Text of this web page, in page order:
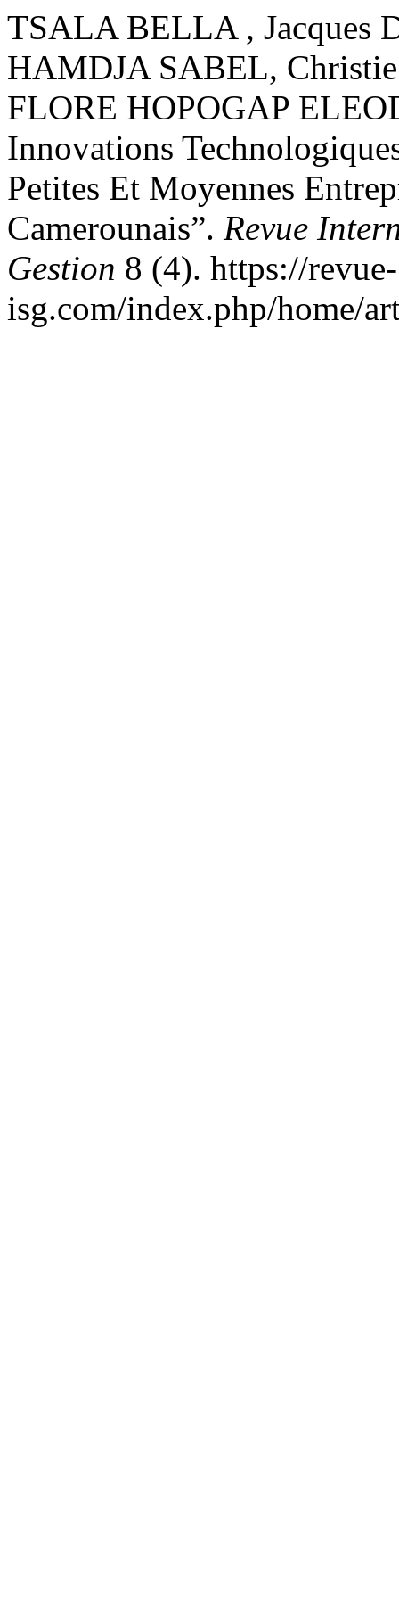
TSALA BELLA , Jacques
HAMDJA SABEL,
FLORE HOPOGAP
Innovations
Petites Et Moyennes
Camerounais”. Revue
Gestion 8 (4). https://revue-
isg.com/index.php/home/